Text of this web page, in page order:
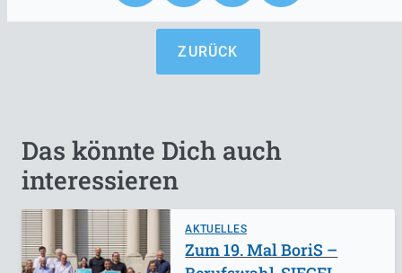
ZURÜCK
Das könnte Dich auch
interessieren
AKTUELLES
Zum 19. Mal BoriS –